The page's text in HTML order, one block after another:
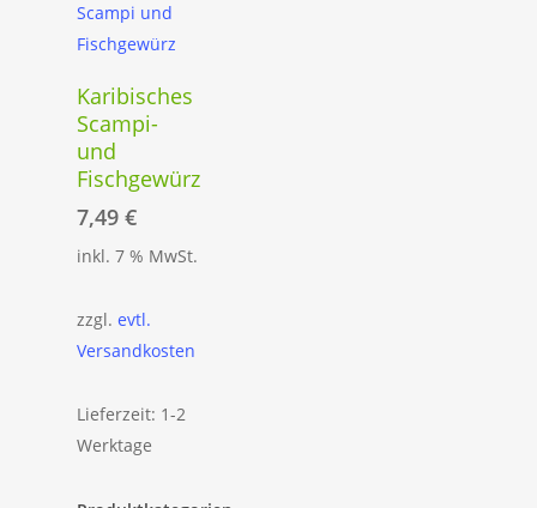
In Den
Warenkorb
Karibisches
Scampi-
und
Fischgewürz
7,49 €
inkl. 7 % MwSt.
zzgl. evtl.
Versandkosten
Lieferzeit: 1-2
Werktage